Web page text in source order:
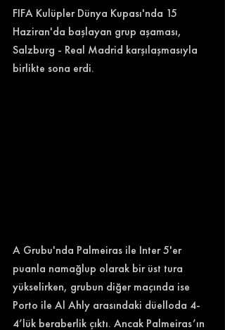
FIFA Kulüpler Dünya Kupası'nda 15
Haziran'da başlayan grup aşaması,
Salzburg - Real Madrid karşılaşmasıyla
birlikte sona erdi.
A Grubu'nda Palmeiras ile Inter 5'er
puanla namağlup olarak bir üst tura
yükselirken, grubun diğer maçında ise
Porto ile Al Ahly arasındaki düelloda 4-
4’lük beraberlik çıktı. Ancak Palmeiras’ın